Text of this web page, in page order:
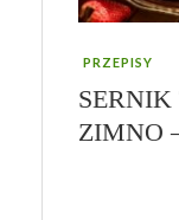
PRZEPISY
ZIMNO